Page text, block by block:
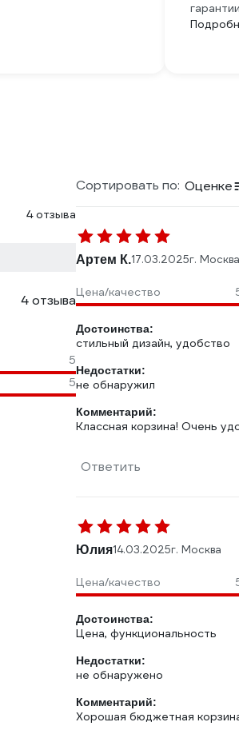
4 отзыва
4 отзыва
5
5
Сортировать по: Оценке
Артем К.17.03.2025г. Москва
Цена/качество
Достоинства:
стильный дизайн, удобство
Недостатки:
не обнаружил
Комментарий:
Классная корзина! Очень
Ответить
Юлия14.03.2025г. Москва
Цена/качество
Достоинства:
Цена, функциональность
Недостатки:
не обнаружено
Комментарий:
Хорошая бюджетная